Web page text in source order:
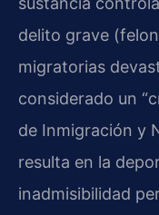
delito grave
migratorias
considerado un
de Inmigración y
resulta en la
inadmisibilidad